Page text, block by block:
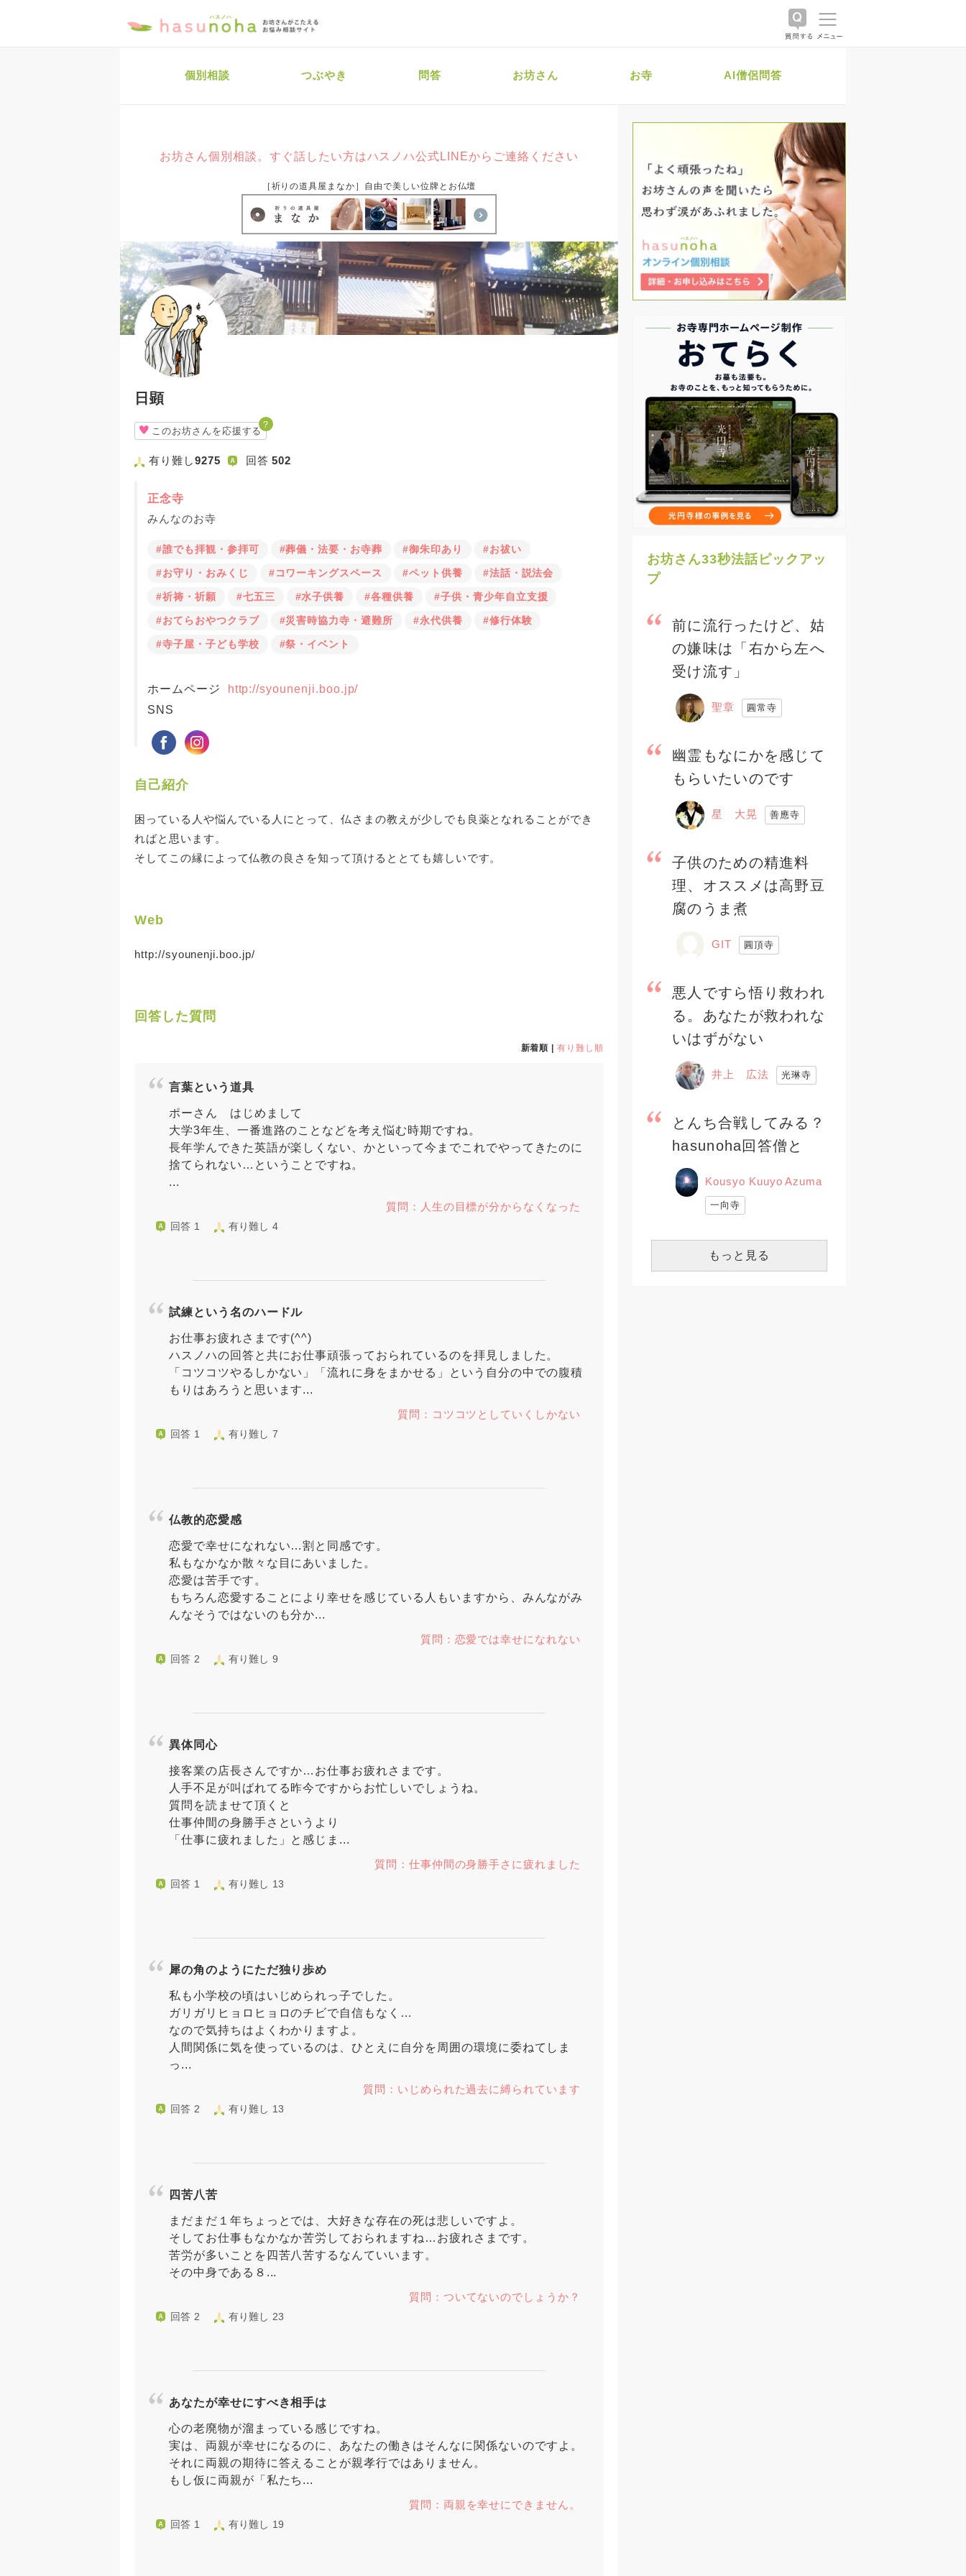
個別相談 つぶやき 問答 お坊さん お寺 AI僧侶問答
お坊さん個別相談。すぐ話したい方はハスノハ公式LINEからご連絡ください
［祈りの道具屋まなか］自由で美しい位牌とお仏壇
日顕
このお坊さんを応援する
？
有り難し9275 回答 502
正念寺
みんなのお寺
#誰でも拝観・参拝可 #葬儀・法要・お寺葬 #御朱印あり #お祓い
#お守り・おみくじ #コワーキングスペース #ペット供養 #法話・説法会
#祈祷・祈願 #七五三 #水子供養 #各種供養 #子供・青少年自立支援
#おてらおやつクラブ #災害時協力寺・避難所 #永代供養 #修行体験
#寺子屋・子ども学校 #祭・イベント
ホームページ
http://syounenji.boo.jp/
SNS
自己紹介
困っている人や悩んでいる人にとって、仏さまの教えが少しでも良薬となれることができ
ればと思います。
そしてこの縁によって仏教の良さを知って頂けるととても嬉しいです。
Web
http://syounenji.boo.jp/
回答した質問
新着順 |有り難し順
言葉という道具
ポーさん はじめまして
大学3年生、一番進路のことなどを考え悩む時期ですね。
長年学んできた英語が楽しくない、かといって今までこれでやってきたのに
捨てられない…ということですね。
...
質問：人生の目標が分からなくなった
回答 1 有り難し 4
試練という名のハードル
お仕事お疲れさまです(^^)
ハスノハの回答と共にお仕事頑張っておられているのを拝見しました。
「コツコツやるしかない」「流れに身をまかせる」という自分の中での腹積
もりはあろうと思います...
質問：コツコツとしていくしかない
回答 1 有り難し 7
仏教的恋愛感
恋愛で幸せになれない…割と同感です。
私もなかなか散々な目にあいました。
恋愛は苦手です。
もちろん恋愛することにより幸せを感じている人もいますから、みんながみ
んなそうではないのも分か...
質問：恋愛では幸せになれない
回答 2 有り難し 9
異体同心
接客業の店長さんですか…お仕事お疲れさまです。
人手不足が叫ばれてる昨今ですからお忙しいでしょうね。
質問を読ませて頂くと
仕事仲間の身勝手さというより
「仕事に疲れました」と感じま...
質問：仕事仲間の身勝手さに疲れました
回答 1 有り難し 13
犀の角のようにただ独り歩め
私も小学校の頃はいじめられっ子でした。
ガリガリヒョロヒョロのチビで自信もなく…
なので気持ちはよくわかりますよ。
人間関係に気を使っているのは、ひとえに自分を周囲の環境に委ねてしま
っ...
質問：いじめられた過去に縛られています
回答 2 有り難し 13
四苦八苦
まだまだ１年ちょっとでは、大好きな存在の死は悲しいですよ。
そしてお仕事もなかなか苦労しておられますね…お疲れさまです。
苦労が多いことを四苦八苦するなんていいます。
その中身である８...
質問：ついてないのでしょうか？
回答 2 有り難し 23
あなたが幸せにすべき相手は
心の老廃物が溜まっている感じですね。
実は、両親が幸せになるのに、あなたの働きはそんなに関係ないのですよ。
それに両親の期待に答えることが親孝行ではありません。
もし仮に両親が「私たち...
質問：両親を幸せにできません。
回答 1 有り難し 19
お坊さん33秒法話ピックアッ
プ
前に流行ったけど、姑
の嫌味は「右から左へ
受け流す」
聖章 圓常寺
幽霊もなにかを感じて
もらいたいのです
星 大晃 善應寺
子供のための精進料
理、オススメは高野豆
腐のうま煮
GIT 圓頂寺
悪人ですら悟り救われ
る。あなたが救われな
いはずがない
井上 広法 光琳寺
とんち合戦してみる？
hasunoha回答僧と
Kousyo Kuuyo Azuma
一向寺
もっと見る